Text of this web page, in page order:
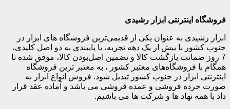
فروشگاه اینترنتی ابزار رشیدی
ابزار رشیدی به عنوان یکی از قدیمی‌ترین فروشگاه های ابزار در
جنوب کشور با بیش از یک دهه تجربه، با پایبندی به دو اصل کلیدی،
7 روز ضمانت بازگشت کالا و تضمین اصل‌بودن کالا، موفق شده تا
همگام با فروشگاه‌های معتبر کشور ، به معتبر ترین فروشگاه
اینترنتی ابزار در جنوب کشور تبدیل شود. فروش انواع ابزار به
صورت خرده فروشی و عمده فروشی می باشد و آماده عقد قرار
داد با همه نهاد ها و شرکت ها می باشیم.